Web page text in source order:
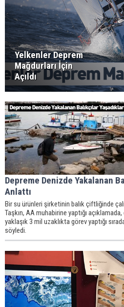
Yelkenler Deprem
Mağdurları İçin
Açıldı
Depreme Denizde Yakalanan
Anlattı
Bir su ürünleri şirketinin balık çiftliğinde
Taşkın, AA muhabirine yaptığı
yaklaşık 3 mil uzaklıkta görev yaptığı
söyledi.